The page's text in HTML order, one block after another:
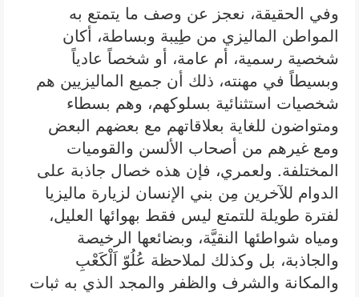
وفي الحقيقة، نعجز عن وصف ما يتمتع به
المواطن الماليزي من طِيبة وبساطة، أكان
شخصية رسمية، أم عامة، أو شخصاً عادياً
وبسيطاً في مهنته، ذلك أن جميع الماليزيين هم
شخصيات استثنائية بسلوكهم، وهم بسطاء
ومتواضون للغاية بعلاقاتهم مع بعضهم البعض
ومع غيرهم من أصحاب الألسن والقوميات
المختلفة. ولعمري، فإن هذه خصال جاذبة على
الدوام للآخرين مِن بني الإنسان لزيارة ماليزيا
لفترة طويلة للتمتع ليس فقط بهوائها العليل،
ومياه شواطئها النقيَّة، وبضائعها الرخيصة
والجاذبة، بل وكذلك لملاحظة عُلُوّ اَلْكَعْبِ
والمكانة والشرف والظفر والمجد الذي به ثبات